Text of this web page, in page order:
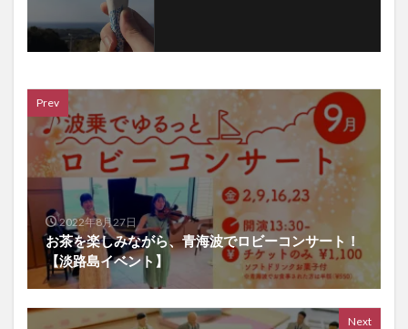
Prev
2022年8月27日
お茶を楽しみながら、青海波でロビーコンサート！
【淡路島イベント】
Next